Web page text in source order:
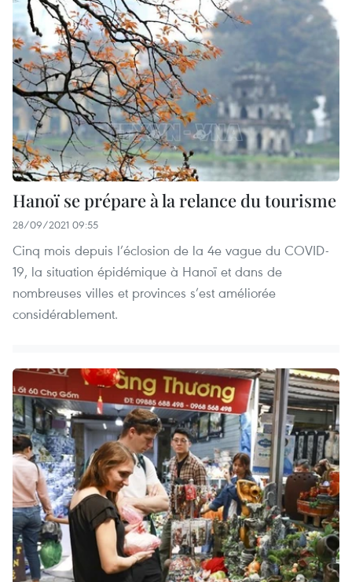
Hanoï se prépare à la relance du tourisme
28/09/2021 09:55
Cinq mois depuis l’éclosion de la 4e vague du COVID-
19, la situation épidémique à Hanoï et dans de
nombreuses villes et provinces s’est améliorée
considérablement.